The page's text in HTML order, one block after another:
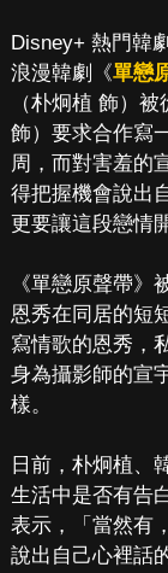
Disney+ 熱門韓
浪漫韓劇《單戀
（朴炯植 飾）
飾）要求合作寫
周，而對害羞的
得把握機會說出
更要讓這段戀情
《單戀原聲帶》
恩秀在同居的短
寫情歌的恩秀，
身為攝影師的宣
樣。
日前，朴炯植、
生活中是否有告
表示，「當然有
說出自己心裡話